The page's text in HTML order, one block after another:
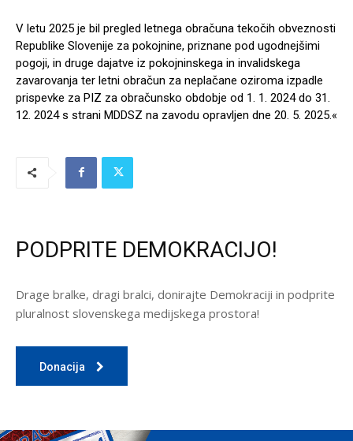
V letu 2025 je bil pregled letnega obračuna tekočih obveznosti
Republike Slovenije za pokojnine, priznane pod ugodnejšimi
pogoji, in druge dajatve iz pokojninskega in invalidskega
zavarovanja ter letni obračun za neplačane oziroma izpadle
prispevke za PIZ za obračunsko obdobje od 1. 1. 2024 do 31.
12. 2024 s strani MDDSZ na zavodu opravljen dne 20. 5. 2025.«
PODPRITE DEMOKRACIJO!
Drage bralke, dragi bralci, donirajte Demokraciji in podprite
pluralnost slovenskega medijskega prostora!
Donacija